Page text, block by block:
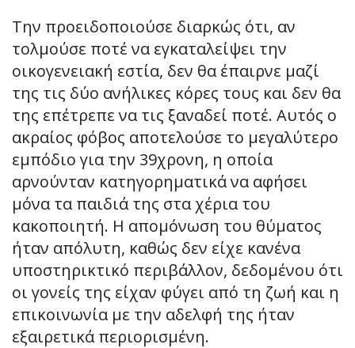
Την προειδοποιούσε διαρκώς ότι, αν
τολμούσε ποτέ να εγκαταλείψει την
οικογενειακή εστία, δεν θα έπαιρνε μαζί
της τις δύο ανήλικες κόρες τους και δεν θα
της επέτρεπε να τις ξαναδεί ποτέ. Αυτός ο
ακραίος φόβος αποτελούσε το μεγαλύτερο
εμπόδιο για την 39χρονη, η οποία
αρνούνταν κατηγορηματικά να αφήσει
μόνα τα παιδιά της στα χέρια του
κακοποιητή. Η απομόνωση του θύματος
ήταν απόλυτη, καθώς δεν είχε κανένα
υποστηρικτικό περιβάλλον, δεδομένου ότι
οι γονείς της είχαν φύγει από τη ζωή και η
επικοινωνία με την αδελφή της ήταν
εξαιρετικά περιορισμένη.